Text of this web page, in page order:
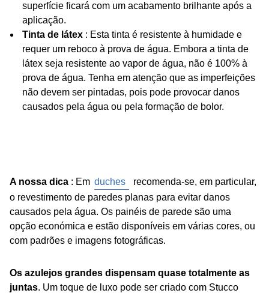
superfície ficará com um acabamento brilhante após a
aplicação.
Tinta de látex : Esta tinta é resistente à humidade e
requer um reboco à prova de água. Embora a tinta de
látex seja resistente ao vapor de água, não é 100% à
prova de água. Tenha em atenção que as imperfeições
não devem ser pintadas, pois pode provocar danos
causados pela água ou pela formação de bolor.
A nossa dica : Em duches
recomenda-se, em particular,
o revestimento de paredes planas para evitar danos
causados pela água. Os painéis de parede são uma
opção económica e estão disponíveis em várias cores, ou
com padrões e imagens fotográficas.
Os azulejos grandes dispensam quase totalmente as
juntas. Um toque de luxo pode ser criado com Stucco